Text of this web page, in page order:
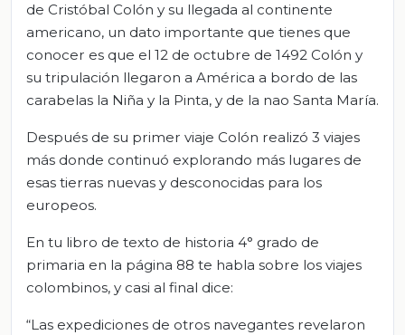
de Cristóbal Colón y su llegada al continente
americano, un dato importante que tienes que
conocer es que el 12 de octubre de 1492 Colón y
su tripulación llegaron a América a bordo de las
carabelas la Niña y la Pinta, y de la nao Santa María.
Después de su primer viaje Colón realizó 3 viajes
más donde continuó explorando más lugares de
esas tierras nuevas y desconocidas para los
europeos.
En tu libro de texto de historia 4° grado de
primaria en la página 88 te habla sobre los viajes
colombinos, y casi al final dice:
“Las expediciones de otros navegantes revelaron